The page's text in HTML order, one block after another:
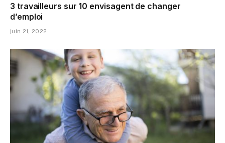
3 travailleurs sur 10 envisagent de changer
d’emploi
juin 21, 2022